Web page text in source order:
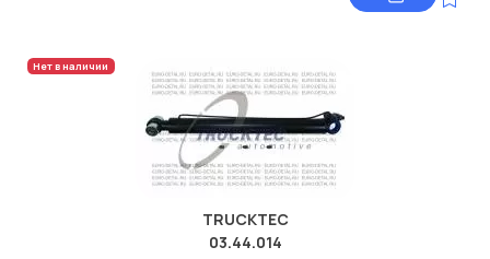
Нет в наличии
TRUCKTEC
03.44.014